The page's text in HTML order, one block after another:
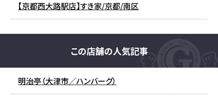
【京都西大路駅店】すき家/京都/南区
この店舗の人気記事
明治亭（大津市／ハンバーグ）